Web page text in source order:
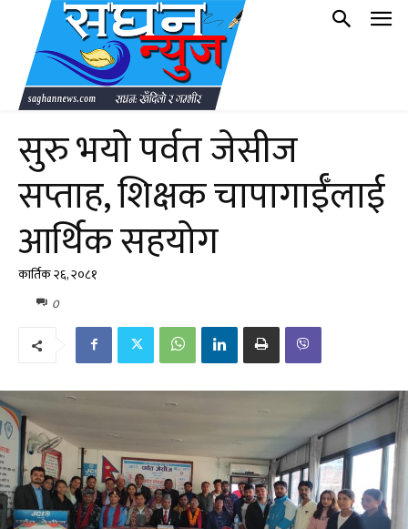
सुरु भयो पर्वत जेसीज
सप्ताह, शिक्षक चापागाईँलाई
आर्थिक सहयोग
कार्तिक २६, २०८१
0